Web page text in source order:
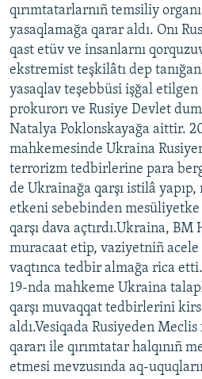
qırımtatarlarnıñ temsiliy
yasaqlamağa qarar aldı. Onı
qast etüv ve insanlarnı
ekstremist teşkilâtı dep
yasaqlav teşebbüsi işğal etilgen
prokurorı ve Rusiye Devlet
Natalya Poklonskayağa aittir.
mahkemesinde Ukraina
terrorizm tedbirlerine para
de Ukrainağa qarşı istilâ yapıp,
etkeni sebebinden
qarşı dava açtırdı.Ukraina,
muracaat etip, vaziyetniñ acele
vaqtınca tedbir almağa rica
19-nda mahkeme Ukraina
qarşı muvaqqat tedbirlerini
aldı.Vesiqada Rusiyeden
qararı ile qırımtatar halqınıñ
etmesi mevzusında aq-